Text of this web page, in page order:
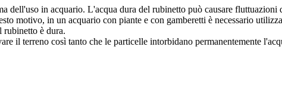
dell'uso in acquario. L'acqua dura del rubinetto può causare
motivo, in un acquario con piante e con gamberetti è necessario
è dura.
il terreno così tanto che le particelle intorbidano permanentemente